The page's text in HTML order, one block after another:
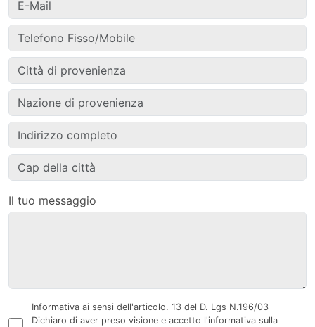
Il tuo messaggio
Informativa ai sensi dell'articolo. 13 del D. Lgs N.196/03
Dichiaro di aver preso visione e accetto l'informativa sulla